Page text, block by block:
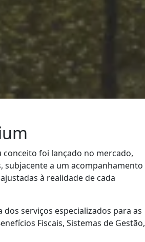
foi lançado no mercado,
subjacente a um acompanhamento
à realidade de cada
serviços especializados para as
Fiscais, Sistemas de Gestão,